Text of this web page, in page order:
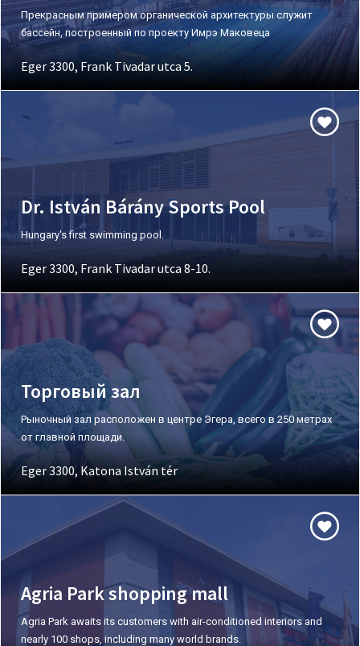
Прекрасным примером органической архитектуры служит
бассейн, построенный по проекту Имрэ Маковеца
Eger 3300, Frank Tivadar utca 5.
Dr. István Bárány Sports Pool
Hungary's first swimming pool.
Eger 3300, Frank Tivadar utca 8-10.
Торговый зал
Рыночный зал расположен в центре Эгера, всего в 250 метрах
от главной площади.
Eger 3300, Katona István tér
Agria Park shopping mall
Agria Park awaits its customers with air-conditioned interiors and
nearly 100 shops, including many world brands.